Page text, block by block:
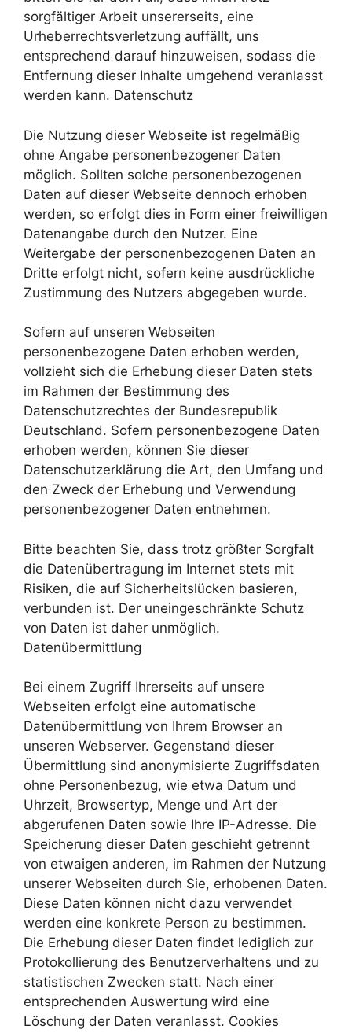
sorgfältiger Arbeit unsererseits, eine
Urheberrechtsverletzung auffällt, uns
entsprechend darauf hinzuweisen, sodass die
Entfernung dieser Inhalte umgehend veranlasst
werden kann. Datenschutz
Die Nutzung dieser Webseite ist regelmäßig
ohne Angabe personenbezogener Daten
möglich. Sollten solche personenbezogenen
Daten auf dieser Webseite dennoch erhoben
werden, so erfolgt dies in Form einer freiwilligen
Datenangabe durch den Nutzer. Eine
Weitergabe der personenbezogenen Daten an
Dritte erfolgt nicht, sofern keine ausdrückliche
Zustimmung des Nutzers abgegeben wurde.
Sofern auf unseren Webseiten
personenbezogene Daten erhoben werden,
vollzieht sich die Erhebung dieser Daten stets
im Rahmen der Bestimmung des
Datenschutzrechtes der Bundesrepublik
Deutschland. Sofern personenbezogene Daten
erhoben werden, können Sie dieser
Datenschutzerklärung die Art, den Umfang und
den Zweck der Erhebung und Verwendung
personenbezogener Daten entnehmen.
Bitte beachten Sie, dass trotz größter Sorgfalt
die Datenübertragung im Internet stets mit
Risiken, die auf Sicherheitslücken basieren,
verbunden ist. Der uneingeschränkte Schutz
von Daten ist daher unmöglich.
Datenübermittlung
Bei einem Zugriff Ihrerseits auf unsere
Webseiten erfolgt eine automatische
Datenübermittlung von Ihrem Browser an
unseren Webserver. Gegenstand dieser
Übermittlung sind anonymisierte Zugriffsdaten
ohne Personenbezug, wie etwa Datum und
Uhrzeit, Browsertyp, Menge und Art der
abgerufenen Daten sowie Ihre IP-Adresse. Die
Speicherung dieser Daten geschieht getrennt
von etwaigen anderen, im Rahmen der Nutzung
unserer Webseiten durch Sie, erhobenen Daten.
Diese Daten können nicht dazu verwendet
werden eine konkrete Person zu bestimmen.
Die Erhebung dieser Daten findet lediglich zur
Protokollierung des Benutzerverhaltens und zu
statistischen Zwecken statt. Nach einer
entsprechenden Auswertung wird eine
Löschung der Daten veranlasst. Cookies